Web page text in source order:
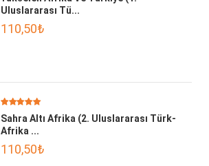
Uluslararası Tü...
110,50₺
Sahra Altı Afrika (2. Uluslararası Türk-
Afrika ...
110,50₺